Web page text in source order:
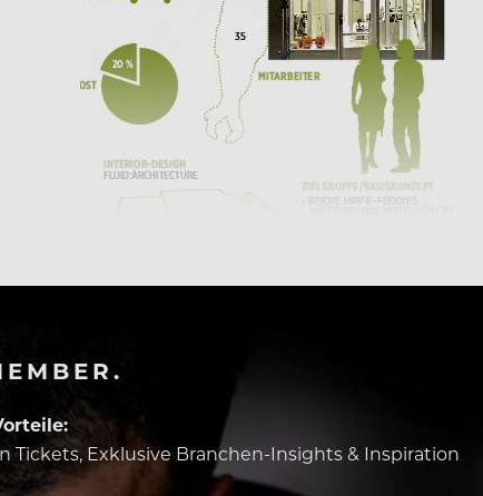
Tickets, Exklusive Branchen-Insights & Inspiration